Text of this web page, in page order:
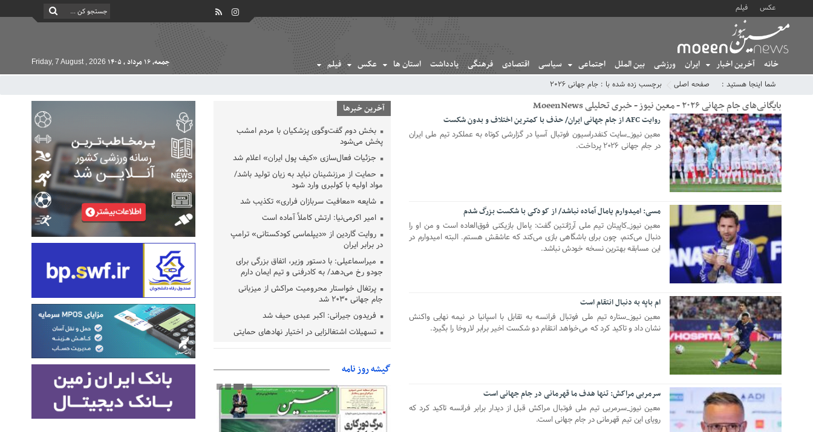
عکس فیلم
خانه آخرین اخبار ایران ورزشی بین الملل اجتماعی سیاسی اقتصادی فرهنگی یادداشت استان ها عکس فیلم جمعه, ۱۶ مرداد , ۱۴۰۵ Friday, 7 August , 2026
شما اینجا هستید : صفحه اصلی برچسب زده شده با : جام جهانی ۲۰۲۶
بایگانی‌های جام جهانی ۲۰۲۶ - معین نیوز - خبری تحلیلی MoeenNews
28 جولای 2026
روایت AFC از جام جهانی ایران/ حذف با کمترین اختلاف و بدون شکست
معین نیوز_سایت کنفدراسیون فوتبال آسیا در گزارشی کوتاه به عملکرد تیم ملی ایران
در جام جهانی ۲۰۲۶ پرداخت.
مسی: امیدوارم یامال آماده نباشد/ از کودکی با شکست بزرگ شدم
معین نیوز_کاپیتان تیم ملی آرژانتین گفت: یامال بازیکنی فوق‌العاده است و من او را
دنبال می‌کنم، چون برای باشگاهی بازی می‌کند که عاشقش هستم. البته امیدوارم در
این مسابقه بهترین نسخه خودش نباشد.
11 جولای 2026
ام باپه به دنبال انتقام است
معین نیوز_ستاره تیم ملی فوتبال فرانسه به تقابل با اسپانیا در نیمه نهایی واکنش
نشان داد و تاکید کرد که می‌خواهد انتقام دو شکست اخیر برابر لاروخا را بگیرد.
سرمربی مراکش: تنها هدف ما قهرمانی در جام جهانی است
معین نیوز_سرمربی تیم ملی فوتبال مراکش قبل از دیدار برابر فرانسه تاکید کرد که
رویای این تیم قهرمانی در جام جهانی است.
آخرین خبرها
بخش دوم گفت‌وگوی پزشکیان با مردم امشب
پخش می‌شود
جزئیات فعال‌سازی «کیف پول ایران» اعلام شد
حمایت از مرزنشینان نباید به زیان تولید باشد/
مواد اولیه با کولبری وارد شود
شایعه «معافیت سربازان فراری» تکذیب شد
امیر اکرمی‌نیا: ارتش کاملاً آماده است
روایت گاردین از «دیپلماسی کودکستانی» ترامپ
در برابر ایران
میراسماعیلی: با دستور وزیر، اتفاق بزرگی برای
جودو رخ می‌دهد/ به کادرفنی و تیم ایمان دارم
پرتغال خواستار محرومیت مراکش از میزبانی
جام جهانی ۲۰۳۰ شد
فریدون جیرانی: اکبر عبدی حیف شد
تسهیلات اشتغالزایی در اختیار نهادهای حمایتی
فدراسیون فوتبال با حضور قلعه‌نویی مشخص شد
دفتر رهبر انقلاب: مطالب خارج از مراجع رسمی
فاقد سندیت است
بقائی: فضای مذاکرات فنی و سیاسی ایران و
عمان درباره تنگه هرمز، مثبت است
گیشه روز نامه